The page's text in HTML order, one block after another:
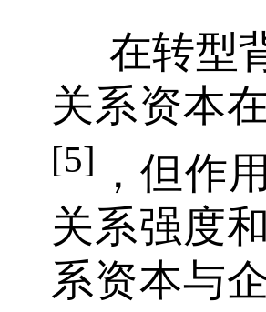
在转型
关系资本
[5] ，但作
关系强度
系资本与